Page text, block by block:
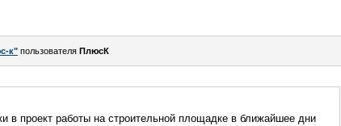
к" пользователя ПлюсК
в проект работы на строительной площадке в ближайшее дни